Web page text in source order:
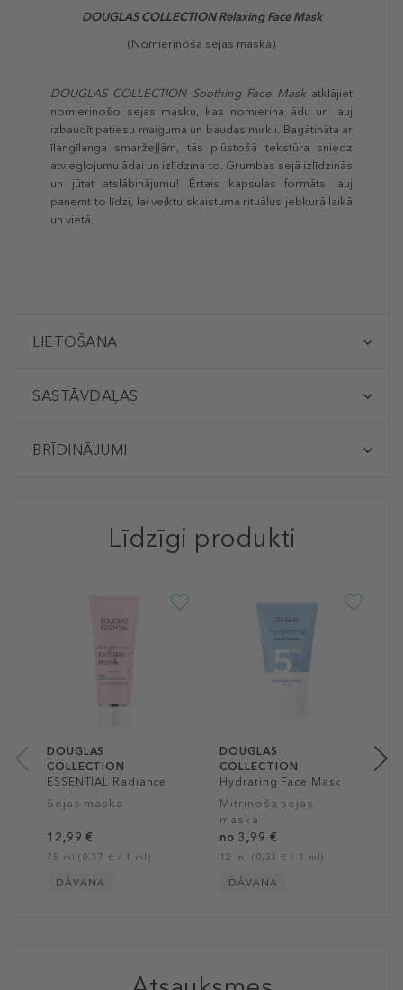
DOUGLAS COLLECTIONRelaxing Face Mask
(Nomierinoša sejas maska)
DOUGLAS COLLECTIONSoothing Face Mask atklājiet
nomierinošo sejas masku, kas nomierina ādu un ļauj
izbaudīt patiesu maiguma un baudas mirkli. Bagātināta ar
īlangīlanga smaržeļļām, tās plūstošā tekstūra sniedz
atvieglojumu ādai un izlīdzina to. Grumbas sejā izlīdzinās
un jūtat atslābinājumu! Ērtais kapsulas formāts ļauj
paņemt to līdzi, lai veiktu skaistuma rituālus jebkurā laikā
un vietā.
LIETOŠANA
SASTĀVDAĻAS
BRĪDINĀJUMI
Līdzīgi produkti
DOUGLAS
COLLECTION
ESSENTIAL Radiance
Mask Delicate Rose
Sejas maska
12,99 €
75 ml (0,17 € / 1 ml)
DĀVANA
DOUGLAS
COLLECTION
Hydrating Face Mask
Mitrinoša sejas
maska
no 3,99 €
12 ml (0,33 € / 1 ml)
DĀVANA